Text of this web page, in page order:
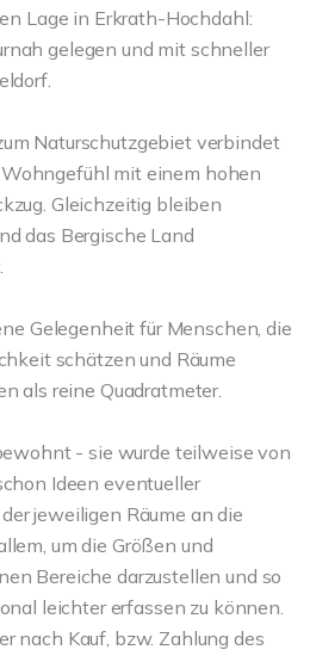
Lage in Erkrath-Hochdahl:
gelegen und mit schneller
Naturschutzgebiet verbindet
mit einem hohen
Gleichzeitig bleiben
das Bergische Land
Gelegenheit für Menschen, die
schätzen und Räume
als reine Quadratmeter.
- sie wurde teilweise von
Ideen eventueller
jeweiligen Räume an die
um die Größen und
Bereiche darzustellen und so
leichter erfassen zu können.
nach Kauf, bzw. Zahlung des